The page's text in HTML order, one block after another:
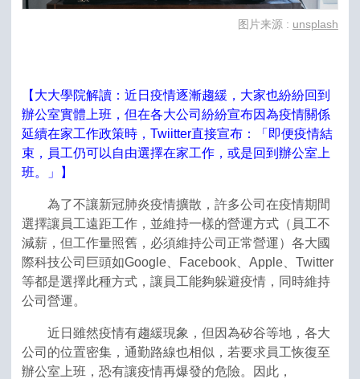
图片来源 : unsplash
【大大學院解讀：近日疫情逐漸趨緩，大家也紛紛回到
辦公室實體上班，但在各大公司紛紛宣布因為疫情關係
延續在家工作政策時，Twiitter直接宣布：「即便疫情結
束，員工仍可以自由選擇在家工作，或是回到辦公室上
班。」】
為了不讓新冠肺炎疫情擴散，許多公司在疫情期間
選擇讓員工遠距工作，並維持一樣的營運方式（員工不
減薪，但工作量照舊，必須維持公司正常營運）各大國
際科技公司巨頭如Google、Facebook、Apple、Twitter
等都是選擇此種方式，讓員工能夠躲避疫情，同時維持
公司營運。
近日雖然疫情有趨緩現象，但因為矽谷等地，各大
公司的位置密集，通勤路線也相似，若要求員工恢復至
辦公室上班，恐有讓疫情再爆發的危險。因此，